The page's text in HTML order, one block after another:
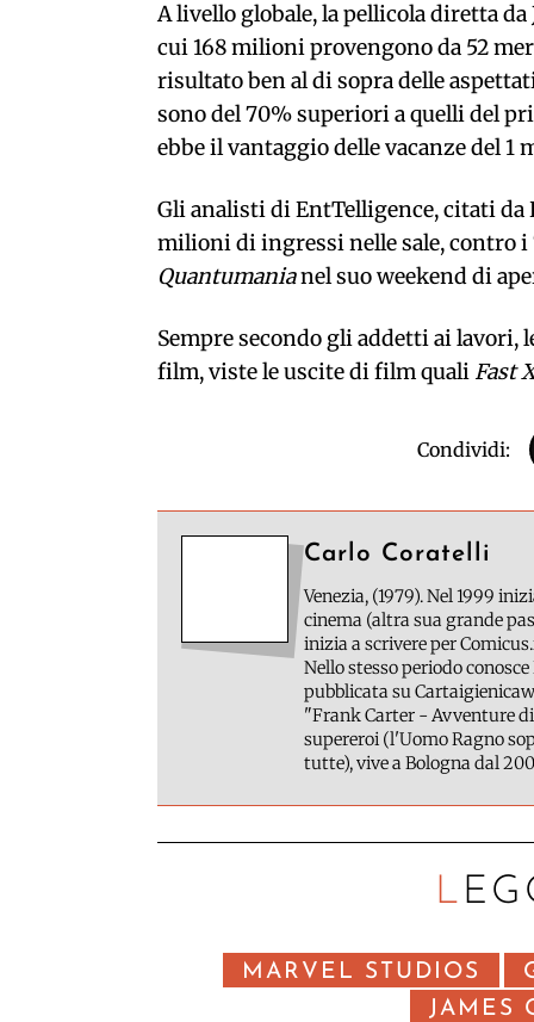
A livello globale, la pellicola diretta da
cui 168 milioni provengono da 52
risultato ben al di sopra delle
sono del 70% superiori a quelli del
ebbe il vantaggio delle vacanze del 1
Gli analisti di EntTelligence, citati da
milioni di ingressi nelle sale, contro
Quantumanianel suo weekend di
Sempre secondo gli addetti ai
film, viste le uscite di film quali Fast
Condividi:
Carlo Coratelli
Venezia, (1979). Nel 1999
cinema (altra sua grande
inizia a scrivere per
Nello stesso periodo
pubblicata su
"Frank Carter - Avventure
supereroi (l'Uomo Ragno
tutte), vive a Bologna dal
MARVEL STUDIOS
JAMES